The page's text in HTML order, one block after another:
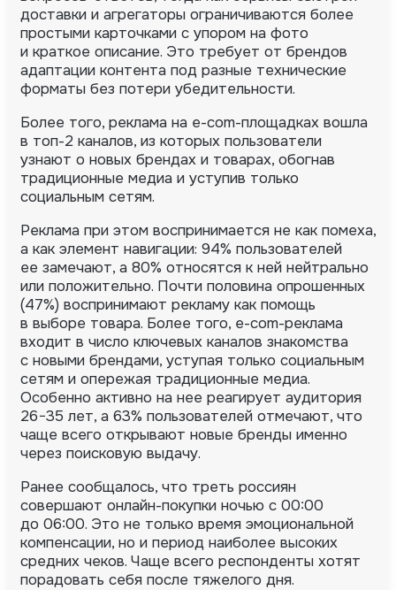
доставки и агрегаторы ограничиваются более
простыми карточками с упором на фото
и краткое описание. Это требует от брендов
адаптации контента под разные технические
форматы без потери убедительности.
Более того, реклама на e-com-площадках вошла
в топ-2 каналов, из которых пользователи
узнают о новых брендах и товарах, обогнав
традиционные медиа и уступив только
социальным сетям.
Реклама при этом воспринимается не как помеха,
а как элемент навигации: 94% пользователей
ее замечают, а 80% относятся к ней нейтрально
или положительно. Почти половина опрошенных
(47%) воспринимают рекламу как помощь
в выборе товара. Более того, e-com-реклама
входит в число ключевых каналов знакомства
с новыми брендами, уступая только социальным
сетям и опережая традиционные медиа.
Особенно активно на нее реагирует аудитория
26−35 лет, а 63% пользователей отмечают, что
чаще всего открывают новые бренды именно
через поисковую выдачу.
Ранее сообщалось, что треть россиян
совершают онлайн-покупки ночью с 00:00
до 06:00. Это не только время эмоциональной
компенсации, но и период наиболее высоких
средних чеков. Чаще всего респонденты хотят
порадовать себя после тяжелого дня.